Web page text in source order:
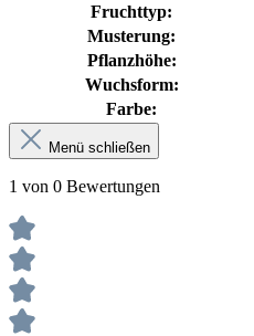
Fruchttyp:
Musterung:
Pflanzhöhe:
Wuchsform:
Farbe:
Menü schließen
1 von 0 Bewertungen